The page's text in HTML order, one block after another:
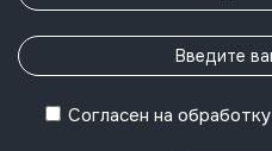
Согласен на обработку